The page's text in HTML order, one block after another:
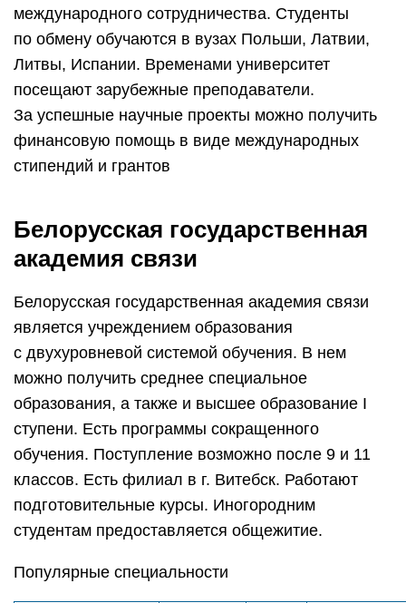
международного сотрудничества. Студенты
по обмену обучаются в вузах Польши, Латвии,
Литвы, Испании. Временами университет
посещают зарубежные преподаватели.
За успешные научные проекты можно получить
финансовую помощь в виде международных
стипендий и грантов
Белорусская государственная
академия связи
Белорусская государственная академия связи
является учреждением образования
с двухуровневой системой обучения. В нем
можно получить среднее специальное
образования, а также и высшее образование I
ступени. Есть программы сокращенного
обучения. Поступление возможно после 9 и 11
классов. Есть филиал в г. Витебск. Работают
подготовительные курсы. Иногородним
студентам предоставляется общежитие.
Популярные специальности